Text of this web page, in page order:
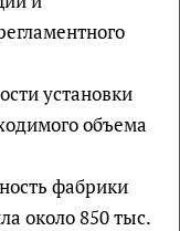
установки
объема
фабрики
около 850 тыс.